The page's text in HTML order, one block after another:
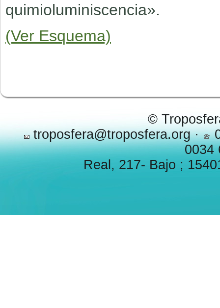
quimioluminiscencia».
(Ver Esquema)
©
troposfera@troposfera.org ·
0034
Real, 217- Bajo ;